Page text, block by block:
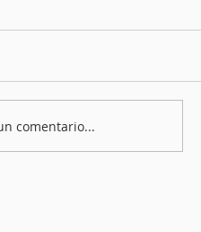
comentario...